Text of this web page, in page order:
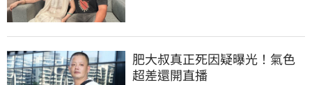
肥大叔真正死因疑曝光！氣色
超差還開直播